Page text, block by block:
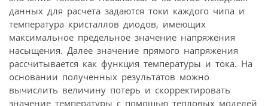
данных для расчета задаются токи каждого чипа и
температура кристаллов диодов, имеющих
максимальное предельное значение напряжения
насыщения. Далее значение прямого напряжения
рассчитывается как функция температуры и тока. На
основании полученных результатов можно
вычислить величину потерь и скорректировать
значение температуры с помощью тепловых моделей